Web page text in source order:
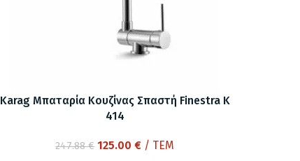
Karag Μπαταρία Κουζίνας Σπαστή Finestra K
414
247.88€ Original
125.00€Η/ ΤΕΜ